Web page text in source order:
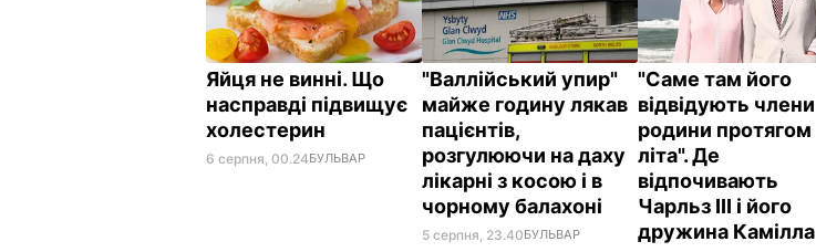
Яйця не винні. Що
насправді підвищує
холестерин
6 серпня, 00.24БУЛЬВАР
"Валлійський упир"
майже годину лякав
пацієнтів,
розгулюючи на даху
лікарні з косою і в
чорному балахоні
5 серпня, 23.40БУЛЬВАР
"Саме там його
відвідують члени
родини протягом
літа". Де
відпочивають
Чарльз III і його
дружина Камілла